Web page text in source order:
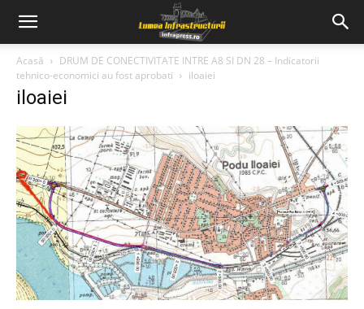
Acasă
DRUM DE CONECTIVITATE INTRE A8 SI DN 28 – Indicatorii
tehnico-economici au fost aprobati
iloaiei
iloaiei